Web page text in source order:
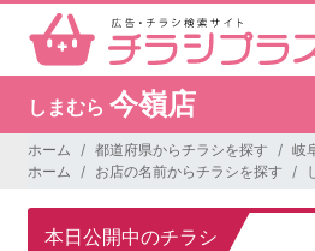
しまむら 今嶺店
ホーム 都道府県からチラシを探す 岐
ホーム
お店の名前からチラシを探す
本日公開中のチラシ